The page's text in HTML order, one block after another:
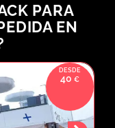
PARA
EN
40